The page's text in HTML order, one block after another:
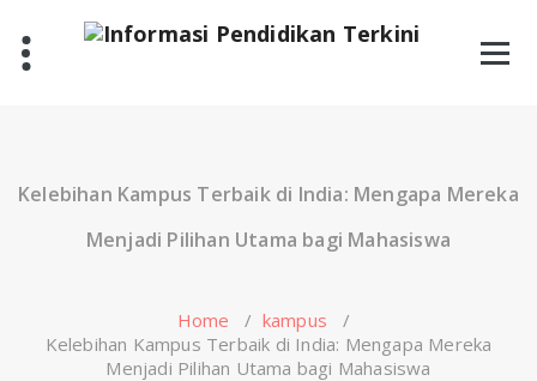
content
Kelebihan Kampus Terbaik di India: Mengapa Mereka
Menjadi Pilihan Utama bagi Mahasiswa
Home / kampus /
Kelebihan Kampus Terbaik di India: Mengapa Mereka
Menjadi Pilihan Utama bagi Mahasiswa